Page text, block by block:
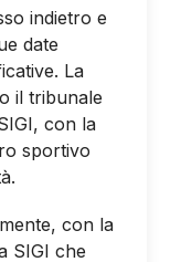
indietro e
date
La
il tribunale
con la
sportivo
con la
SIGI che